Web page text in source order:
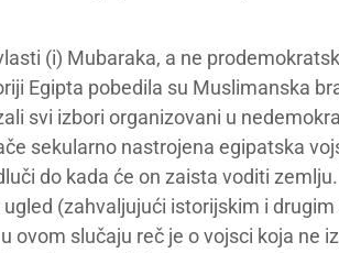
(i) Mubaraka, a ne
Egipta pobedila su Muslimanska
svi izbori organizovani u
sekularno nastrojena egipatska
do kada će on zaista voditi
(zahvaljujući istorijskim i
ovom slučaju reč je o vojsci koja ne